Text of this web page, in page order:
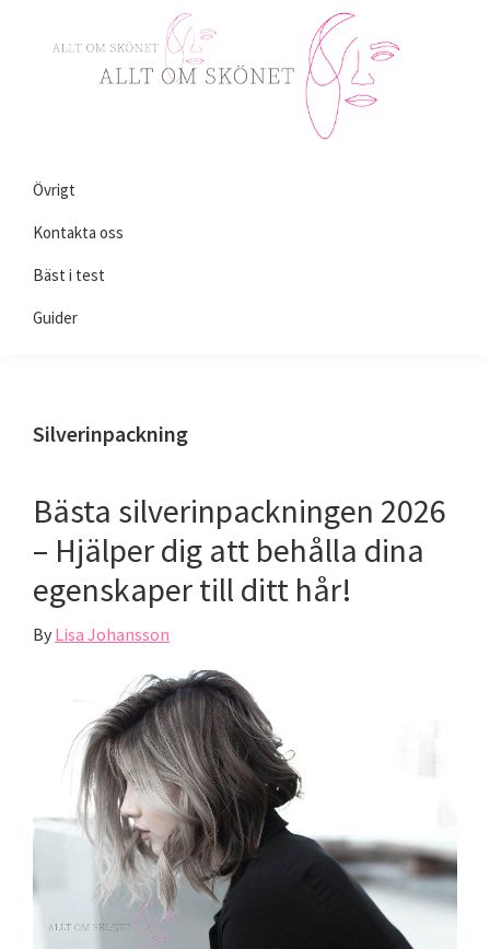
du
behöver
om
skönhet!
Övrigt
Kontakta oss
Bäst i test
Guider
Silverinpackning
Bästa silverinpackningen 2026
– Hjälper dig att behålla dina
egenskaper till ditt hår!
By Lisa Johansson